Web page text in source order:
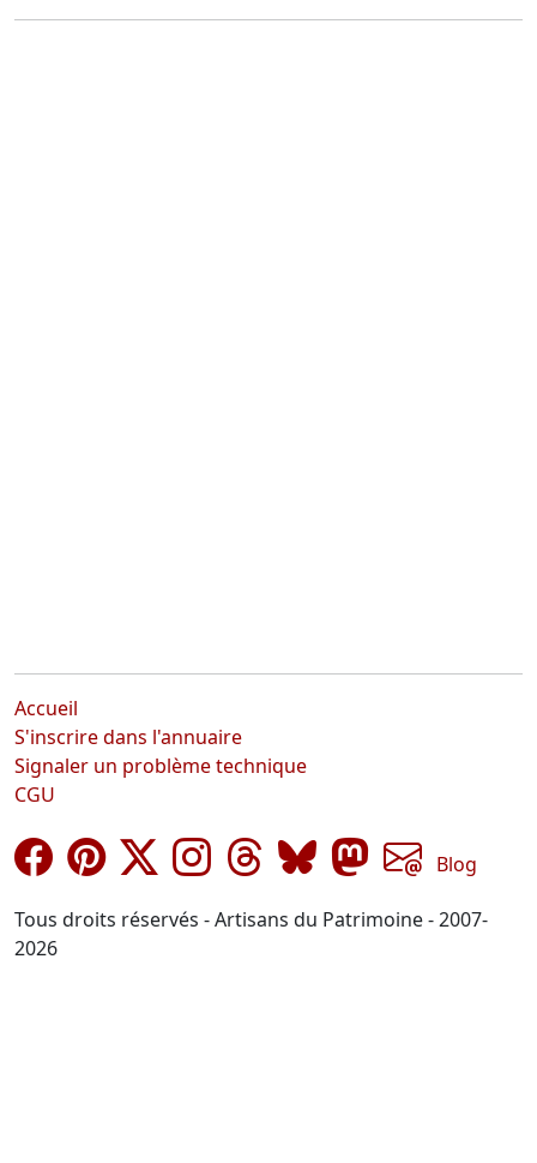
Accueil
S'inscrire dans l'annuaire
Signaler un problème technique
CGU
Blog
Tous droits réservés - Artisans du Patrimoine - 2007-
2026